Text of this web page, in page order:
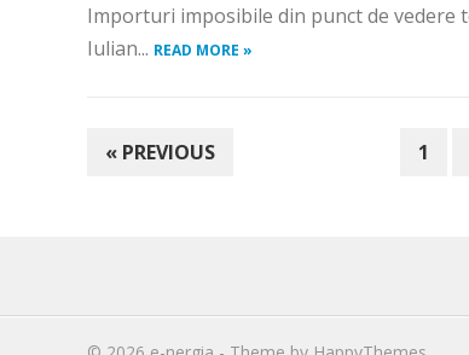
Importuri imposibile din punct de vedere
Iulian... READ MORE »
PAGINAȚIE
« PREVIOUS 1